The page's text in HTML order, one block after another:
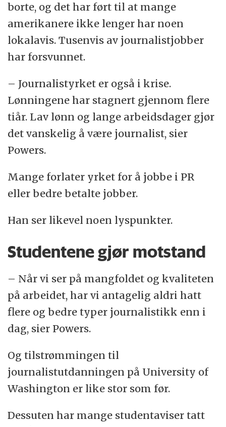
borte, og det har ført til at mange
amerikanere ikke lenger har noen
lokalavis. Tusenvis av journalistjobber
har forsvunnet.
– Journalistyrket er også i krise.
Lønningene har stagnert gjennom flere
tiår. Lav lønn og lange arbeidsdager gjør
det vanskelig å være journalist, sier
Powers.
Mange forlater yrket for å jobbe i PR
eller bedre betalte jobber.
Han ser likevel noen lyspunkter.
Studentene gjør motstand
– Når vi ser på mangfoldet og kvaliteten
på arbeidet, har vi antagelig aldri hatt
flere og bedre typer journalistikk enn i
dag, sier Powers.
Og tilstrømmingen til
journalistutdanningen på University of
Washington er like stor som før.
Dessuten har mange studentaviser tatt